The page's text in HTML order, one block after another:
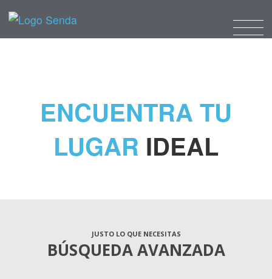
ENCUENTRA TU
LUGAR IDEAL
JUSTO LO QUE NECESITAS
BÚSQUEDA AVANZADA